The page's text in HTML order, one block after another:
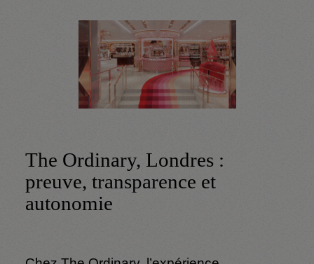
The Ordinary, Londres :
preuve, transparence et
autonomie